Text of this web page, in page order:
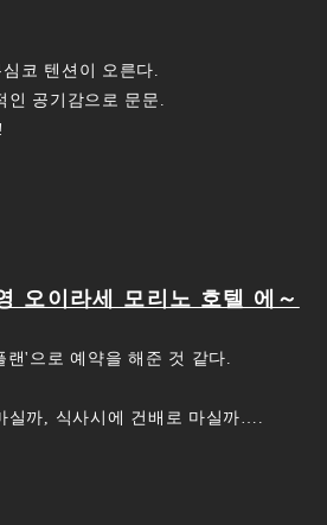
코 텐션이 오른다.
인 공기감으로 문문.
오이라세 모리노 호텔 에～
랜'으로 예약을 해준 것 같다.
실까, 식사시에 건배로 마실까….